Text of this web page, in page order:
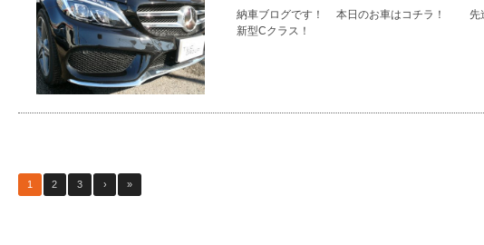
納車ブログです！ 本日のお車はコチラ！ 先進
新型Cクラス！
1 2 3 › »